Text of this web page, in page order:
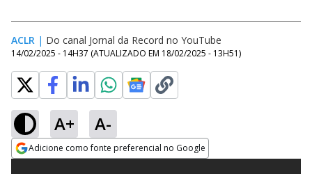
ACLR | Do canal Jornal da Record no YouTube
14/02/2025 - 14H37 (ATUALIZADO EM 18/02/2025 - 13H51)
A+ A-
Adicione como fonte preferencial no Google